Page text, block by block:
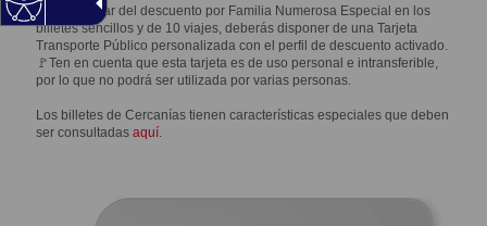
Para disfrutar del descuento por Familia Numerosa Especial en los
billetes sencillos y de 10 viajes, deberás disponer de una Tarjeta
Transporte Público personalizada con el perfil de descuento activado.
🚩Ten en cuenta que esta tarjeta es de uso personal e intransferible,
por lo que no podrá ser utilizada por varias personas.
Los billetes de Cercanías tienen características especiales que deben
ser consultadasaquí.